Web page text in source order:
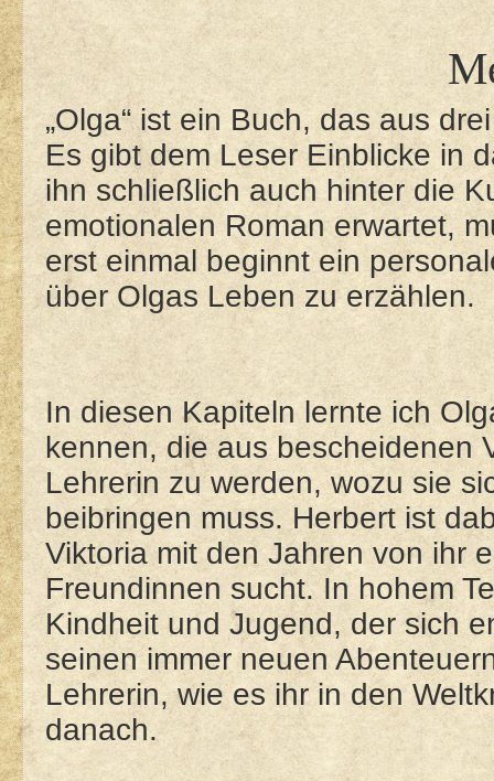
„Olga“ ist ein Buch, das aus
Es gibt dem Leser Einblicke in
ihn schließlich auch hinter die
emotionalen Roman erwartet,
erst einmal beginnt ein
über Olgas Leben zu erzählen.
In diesen Kapiteln lernte ich
kennen, die aus bescheidenen
Lehrerin zu werden, wozu sie
beibringen muss. Herbert ist
Viktoria mit den Jahren von ihr
Freundinnen sucht. In hohem
Kindheit und Jugend, der sich
seinen immer neuen
Lehrerin, wie es ihr in den
danach.